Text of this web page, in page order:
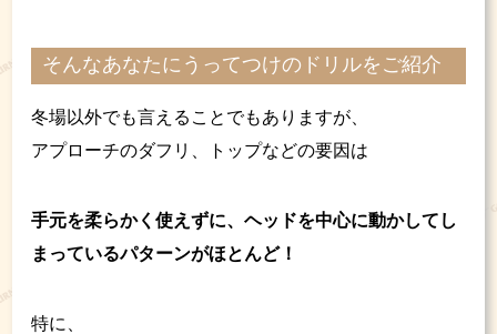
そんなあなたにうってつけのドリルをご紹介
冬場以外でも言えることでもありますが、
アプローチのダフリ、トップなどの要因は
手元を柔らかく使えずに、ヘッドを中心に動かしてし
まっているパターンがほとんど！
特に、